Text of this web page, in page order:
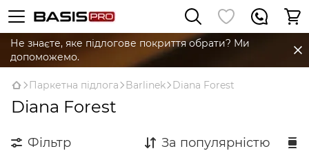
Не знаєте, яке підлогове покриття обрати? Ми
допоможемо.
Паркетна підлога Barlinek Diana Forest
Diana Forest
Фільтр За популярністю